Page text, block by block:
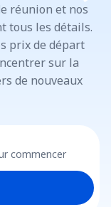
réunion et nos
tous les détails.
prix de départ
sur la
de nouveaux
commencer